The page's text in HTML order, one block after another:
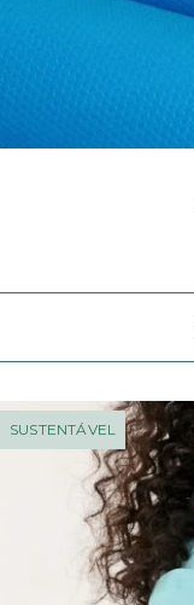
SUSTENTÁVEL